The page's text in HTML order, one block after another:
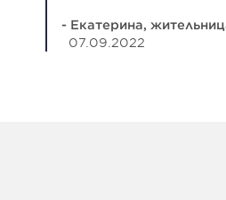
- Екатерина,
07.09.2022